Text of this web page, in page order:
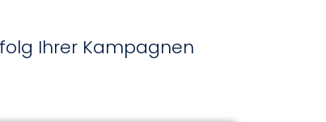
Ihrer Kampagnen